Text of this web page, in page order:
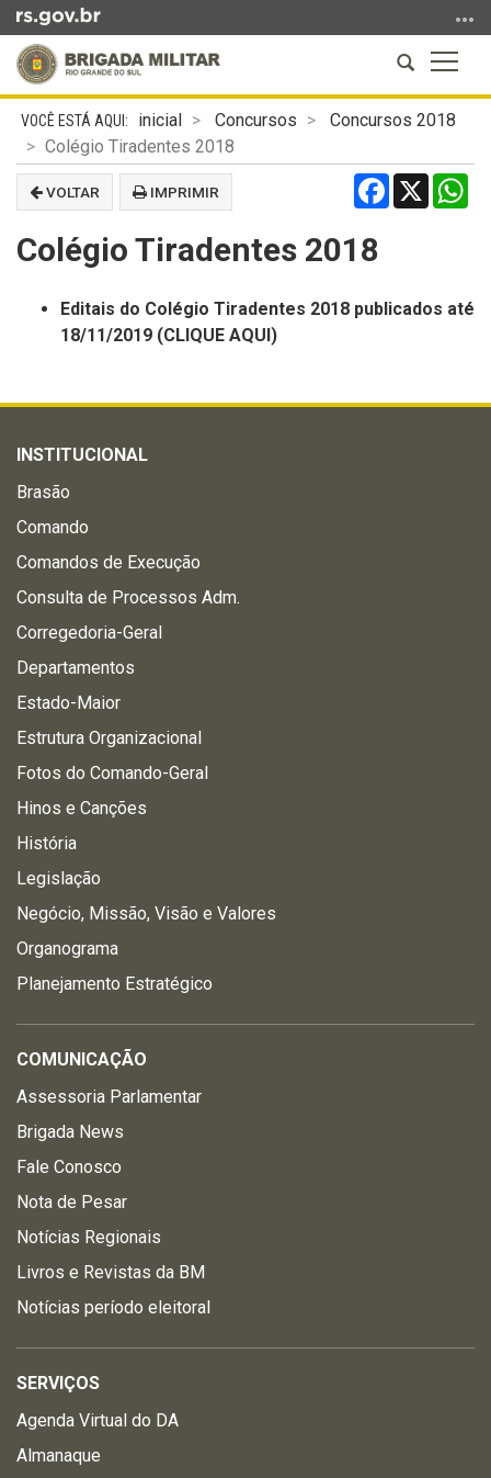
para
conteúdo
para
menu
para
busca
a
Abrir
a
busca
Início
conteúdo
inicial Concursos
Concursos 2018
Colégio Tiradentes 2018
VOLTAR IMPRIMIR Facebook
X
Colégio Tiradentes 2018
Editais do Colégio Tiradentes 2018 publicados até
18/11/2019 (CLIQUE AQUI)
INSTITUCIONAL
Brasão
Comando
Comandos de Execução
Consulta de Processos Adm.
Corregedoria-Geral
Departamentos
Estado-Maior
Estrutura Organizacional
Fotos do Comando-Geral
Hinos e Canções
História
Legislação
Negócio, Missão, Visão e Valores
Organograma
Planejamento Estratégico
COMUNICAÇÃO
Assessoria Parlamentar
Brigada News
Fale Conosco
Nota de Pesar
Notícias Regionais
Livros e Revistas da BM
Notícias período eleitoral
SERVIÇOS
Agenda Virtual do DA
Almanaque